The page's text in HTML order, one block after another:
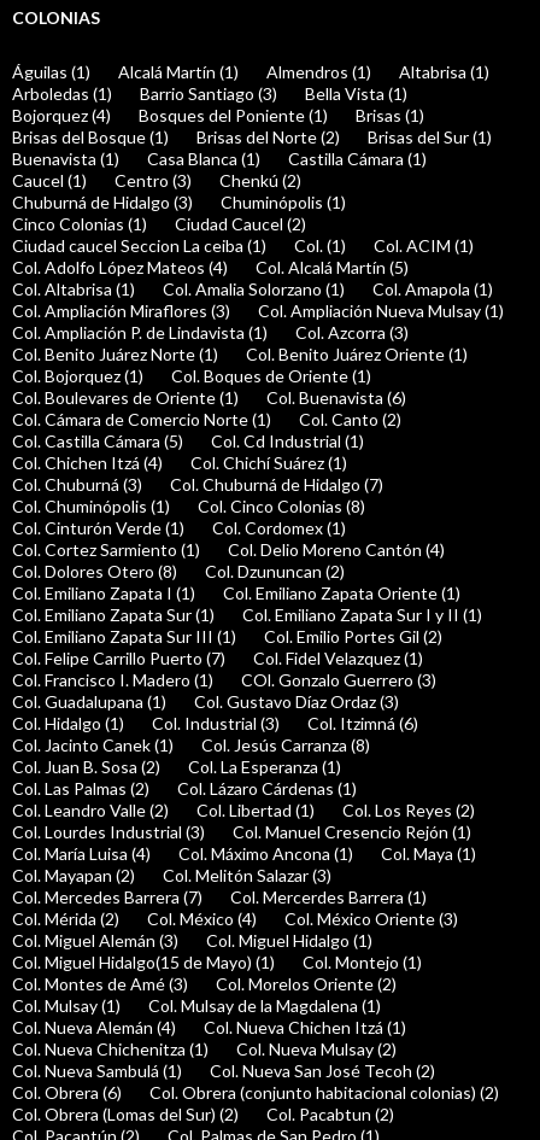
COLONIAS
Águilas (1) Alcalá Martín (1) Almendros (1)
Altabrisa (1)
Arboledas (1)
Barrio Santiago (3)
Bella Vista (1)
Bojorquez (4)
Bosques del Poniente (1)
Brisas (1)
Brisas del Bosque (1)
Brisas del Norte (2)
Brisas del Sur (1)
Buenavista (1)
Casa Blanca (1)
Castilla Cámara (1)
Caucel (1)
Centro (3)
Chenkú (2)
Chuburná de Hidalgo (3)
Chuminópolis (1)
Cinco Colonias (1)
Ciudad Caucel (2)
Ciudad caucel Seccion La ceiba (1)
Col. (1)
Col. ACIM (1)
Col. Adolfo López Mateos (4)
Col. Alcalá Martín (5)
Col. Altabrisa (1)
Col. Amalia Solorzano (1)
Col. Amapola (1)
Col. Ampliación Miraflores (3)
Col. Ampliación Nueva Mulsay (1)
Col. Ampliación P. de Lindavista (1)
Col. Azcorra (3)
Col. Benito Juárez Norte (1)
Col. Benito Juárez Oriente (1)
Col. Bojorquez (1)
Col. Boques de Oriente (1)
Col. Boulevares de Oriente (1)
Col. Buenavista (6)
Col. Cámara de Comercio Norte (1)
Col. Canto (2)
Col. Castilla Cámara (5)
Col. Cd Industrial (1)
Col. Chichen Itzá (4)
Col. Chichí Suárez (1)
Col. Chuburná (3)
Col. Chuburná de Hidalgo (7)
Col. Chuminópolis (1)
Col. Cinco Colonias (8)
Col. Cinturón Verde (1)
Col. Cordomex (1)
Col. Cortez Sarmiento (1)
Col. Delio Moreno Cantón (4)
Col. Dolores Otero (8)
Col. Dzununcan (2)
Col. Emiliano Zapata I (1)
Col. Emiliano Zapata Oriente (1)
Col. Emiliano Zapata Sur (1)
Col. Emiliano Zapata Sur I y II (1)
Col. Emiliano Zapata Sur III (1)
Col. Emilio Portes Gil (2)
Col. Felipe Carrillo Puerto (7)
Col. Fidel Velazquez (1)
Col. Francisco I. Madero (1)
COl. Gonzalo Guerrero (3)
Col. Guadalupana (1)
Col. Gustavo Díaz Ordaz (3)
Col. Hidalgo (1)
Col. Industrial (3)
Col. Itzimná (6)
Col. Jacinto Canek (1)
Col. Jesús Carranza (8)
Col. Juan B. Sosa (2)
Col. La Esperanza (1)
Col. Las Palmas (2)
Col. Lázaro Cárdenas (1)
Col. Leandro Valle (2)
Col. Libertad (1)
Col. Los Reyes (2)
Col. Lourdes Industrial (3)
Col. Manuel Cresencio Rejón (1)
Col. María Luisa (4)
Col. Máximo Ancona (1)
Col. Maya (1)
Col. Mayapan (2)
Col. Melitón Salazar (3)
Col. Mercedes Barrera (7)
Col. Mercerdes Barrera (1)
Col. Mérida (2)
Col. México (4)
Col. México Oriente (3)
Col. Miguel Alemán (3)
Col. Miguel Hidalgo (1)
Col. Miguel Hidalgo(15 de Mayo) (1)
Col. Montejo (1)
Col. Montes de Amé (3)
Col. Morelos Oriente (2)
Col. Mulsay (1)
Col. Mulsay de la Magdalena (1)
Col. Nueva Alemán (4)
Col. Nueva Chichen Itzá (1)
Col. Nueva Chichenitza (1)
Col. Nueva Mulsay (2)
Col. Nueva Sambulá (1)
Col. Nueva San José Tecoh (2)
Col. Obrera (6)
Col. Obrera (conjunto habitacional colonias) (2)
Col. Obrera (Lomas del Sur) (2)
Col. Pacabtun (2)